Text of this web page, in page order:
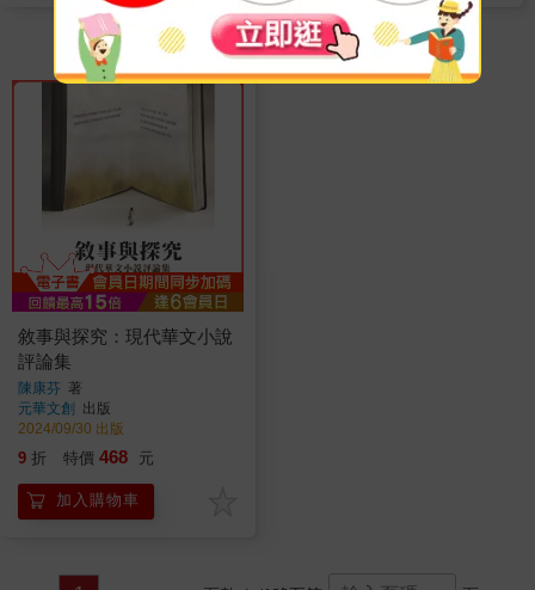
敘事與探究：現代華文小說
評論集
陳康芬 著
元華文創
出版
2024/09/30 出版
9 折 特價 468 元
加入購物車